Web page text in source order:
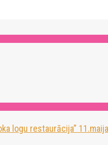
logu restaurācija”